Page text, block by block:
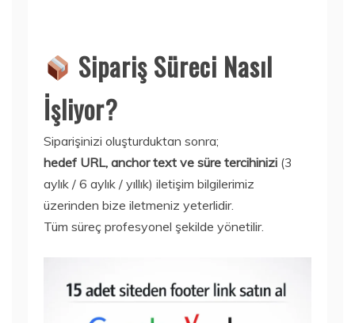
Sipariş Süreci Nasıl
İşliyor?
Siparişinizi oluşturduktan sonra;
hedef URL, anchor text ve süre tercihinizi (3
aylık / 6 aylık / yıllık) iletişim bilgilerimiz
üzerinden bize iletmeniz yeterlidir.
Tüm süreç profesyonel şekilde yönetilir.